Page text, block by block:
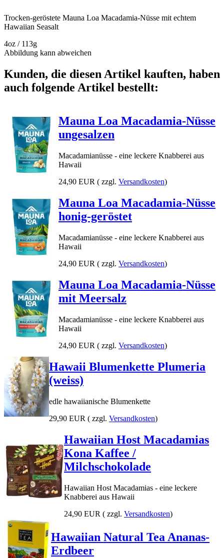
Trocken-geröstete Mauna Loa Macadamia-Nüsse mit echtem
Hawaiian Seasalt
4oz / 113g
Abbildung kann abweichen
Kunden, die diesen Artikel kauften, haben
auch folgende Artikel bestellt:
Mauna Loa Macadamia-Nüsse
ungesalzen
Macadamianüsse - eine leckere Knabberei aus
Hawaii
24,90 EUR ( zzgl. Versandkosten)
Mauna Loa Macadamia-Nüsse
honig-geröstet
Macadamianüsse - eine leckere Knabberei aus
Hawaii
24,90 EUR ( zzgl. Versandkosten)
Mauna Loa Macadamia-Nüsse
mit Meersalz
Macadamianüsse - eine leckere Knabberei aus
Hawaii
24,90 EUR ( zzgl. Versandkosten)
Hawaii Blumenkette Plumeria
(weiss)
edle hawaiianische Blumenkette
29,90 EUR ( zzgl. Versandkosten)
Hawaiian Host Macadamias
Kona Kaffee /
Milchschokolade
Hawaiian Host Macadamias - eine leckere
Knabberei aus Hawaii
24,90 EUR ( zzgl. Versandkosten)
Hawaiian Natural Tea Ananas-
Erdbeer